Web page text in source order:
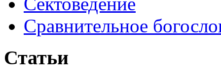
Сравнительное
Статьи